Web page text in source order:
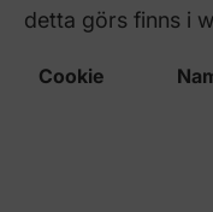
detta görs finns i
Cookie